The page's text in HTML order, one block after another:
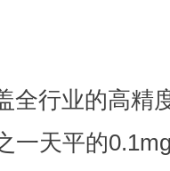
全行业的高精
天平的